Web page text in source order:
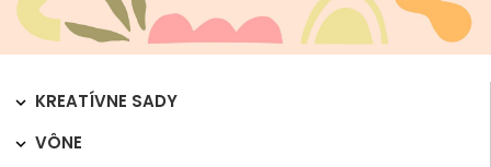
KREATÍVNE SADY

VÔNE
